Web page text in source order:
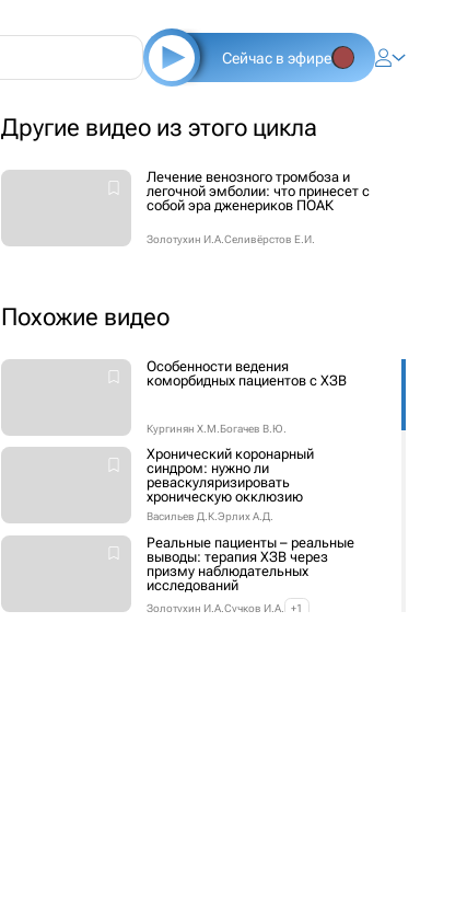
Сейчас в эфире
Другие видео из этого цикла
Лечение венозного тромбоза и
легочной эмболии: что принесет с
собой эра дженериков ПОАК
Золотухин И.А.Селивёрстов Е.И.
Похожие видео
Особенности ведения
коморбидных пациентов с ХЗВ
Кургинян Х.М. Богачев В.Ю.
Хронический коронарный
синдром: нужно ли
реваскуляризировать
хроническую окклюзию
Васильев Д.К.Эрлих А.Д.
Реальные пациенты – реальные
выводы: терапия ХЗВ через
призму наблюдательных
исследований
Золотухин И.А.Сучков И.А. +1